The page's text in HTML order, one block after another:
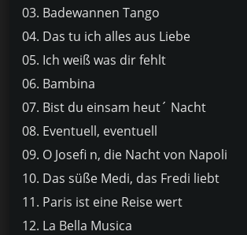
03. Badewannen Tango
04. Das tu ich alles aus Liebe
05. Ich weiß was dir fehlt
06. Bambina
07. Bist du einsam heut´ Nacht
08. Eventuell, eventuell
09. O Josefi n, die Nacht von Napoli
10. Das süße Medi, das Fredi liebt
11. Paris ist eine Reise wert
12. La Bella Musica